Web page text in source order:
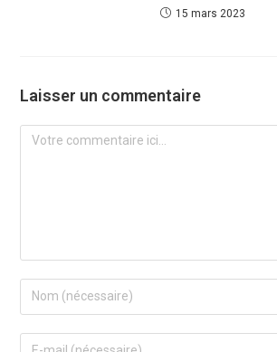
15 mars 2023
Laisser un commentaire